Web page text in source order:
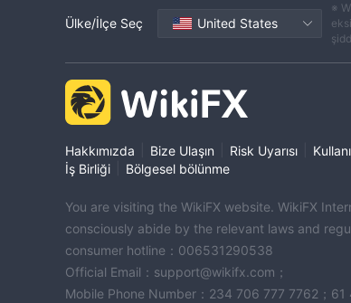
Ülke/İlçe Seç United States
※
Hakkımızda Bize Ulaşın Risk Uyarısı
İş Birliği
Bölgesel bölünme
You are visiting the WikiFX website. WikiFX
consciously abide by the relevant laws and
consumer hotline：006531290538
Official Email：support@wikifx.com；
Mobile Phone Number：234 706 777 7762；